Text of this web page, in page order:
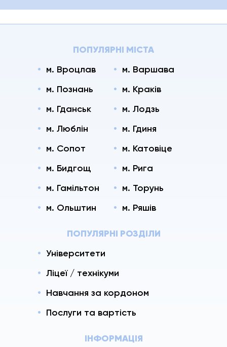
ПОПУЛЯРНІ МІСТА
м. Вроцлав
м. Варшава
м. Познань
м. Краків
м. Гданськ
м. Лодзь
м. Люблін
м. Гдиня
м. Сопот
м. Катовіце
м. Бидгощ
м. Рига
м. Гамільтон
м. Торунь
м. Ольштин
м. Ряшів
ПОПУЛЯРНІ РОЗДІЛИ
Університети
Ліцеї / технікуми
Навчання за кордоном
Послуги та вартість
ІНФОРМАЦІЯ